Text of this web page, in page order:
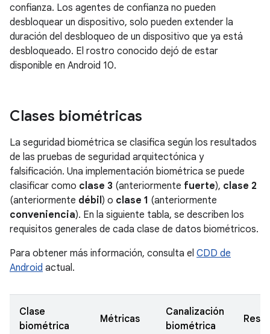
confianza. Los agentes de confianza no pueden
desbloquear un dispositivo, solo pueden extender la
duración del desbloqueo de un dispositivo que ya está
desbloqueado. El rostro conocido dejó de estar
disponible en Android 10.
Clases biométricas
La seguridad biométrica se clasifica según los resultados
de las pruebas de seguridad arquitectónica y
falsificación. Una implementación biométrica se puede
clasificar como clase 3 (anteriormente fuerte), clase 2
(anteriormente débil) o clase 1 (anteriormente
conveniencia). En la siguiente tabla, se describen los
requisitos generales de cada clase de datos biométricos.
Para obtener más información, consulta el CDD de
Android actual.
Clase
biométrica
Métricas
Canalización
biométrica